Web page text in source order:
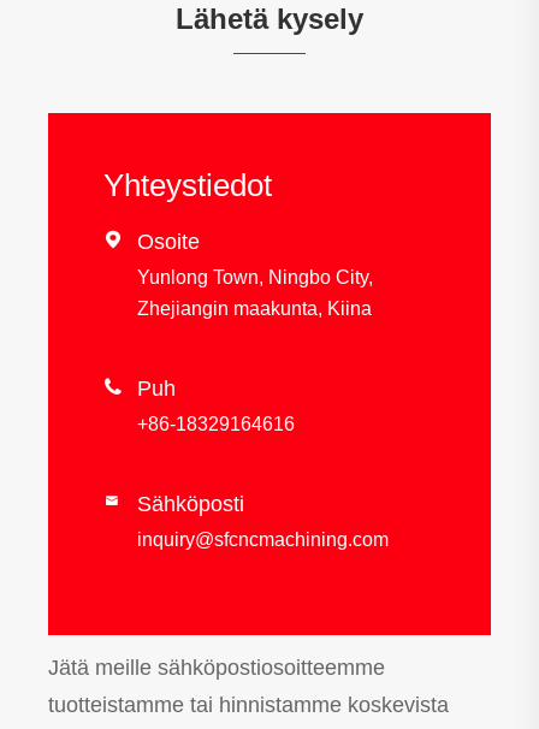
Lähetä kysely
Yhteystiedot
 Osoite
Yunlong Town, Ningbo City,
Zhejiangin maakunta, Kiina
 Puh
+86-18329164616
 Sähköposti
inquiry@sfcncmachining.com
Jätä meille sähköpostiosoitteemme
tuotteistamme tai hinnistamme koskevista